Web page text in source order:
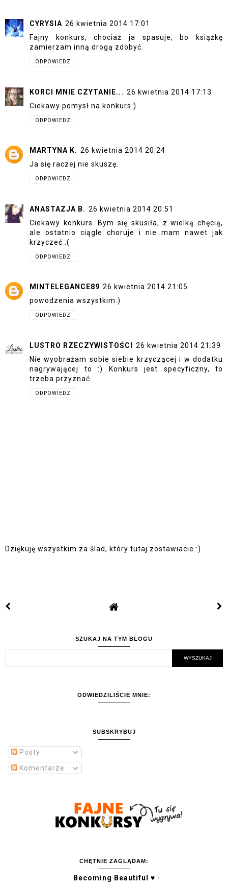
CYRYSIA 26 kwietnia 2014 17:01
Fajny konkurs, chociaż ja spasuje, bo książkę
zamierzam inną drogą zdobyć.
ODPOWIEDZ
KORCI MNIE CZYTANIE... 26 kwietnia 2014 17:13
Ciekawy pomysł na konkurs:)
ODPOWIEDZ
MARTYNA K. 26 kwietnia 2014 20:24
Ja się raczej nie skuszę.
ODPOWIEDZ
ANASTAZJA B. 26 kwietnia 2014 20:51
Ciekawy konkurs. Bym się skusiła, z wielką chęcią,
ale ostatnio ciągle choruje i nie mam nawet jak
krzyczeć :(
ODPOWIEDZ
MINTELEGANCE89 26 kwietnia 2014 21:05
powodzenia wszystkim:)
ODPOWIEDZ
LUSTRO RZECZYWISTOŚCI
26 kwietnia 2014 21:39
Nie wyobrażam sobie siebie krzyczącej i w dodatku
nagrywającej to :) Konkurs jest specyficzny, to
trzeba przyznać.
ODPOWIEDZ
Dziękuję wszystkim za ślad, który tutaj zostawiacie :)
SZUKAJ NA TYM BLOGU
ODWIEDZILIŚCIE MNIE:
SUBSKRYBUJ
Posty
Komentarze
CHĘTNIE ZAGLĄDAM:
Becoming Beautiful ♥ ·